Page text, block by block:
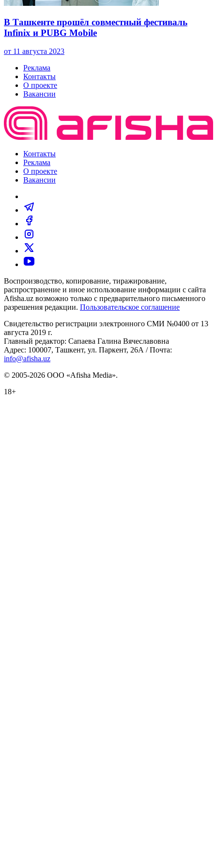
В Ташкенте прошёл совместный фестиваль
Infinix и PUBG Mobile
от 11 августа 2023
Реклама
Контакты
О проекте
Вакансии
Контакты
Реклама
О проекте
Вакансии
Воспроизводство, копирование, тиражирование,
распространение и иное использование информации с сайта
Afisha.uz возможно только с предварительного письменного
разрешения редакции. Пользовательское соглашение
Свидетельство регистрации электронного СМИ №0400 от 13
августа 2019 г.
Главный редактор: Сапаева Галина Вячеславовна
Адрес: 100007, Ташкент, ул. Паркент, 26А / Почта:
info@afisha.uz
© 2005-2026 ООО «Afisha Media».
18+